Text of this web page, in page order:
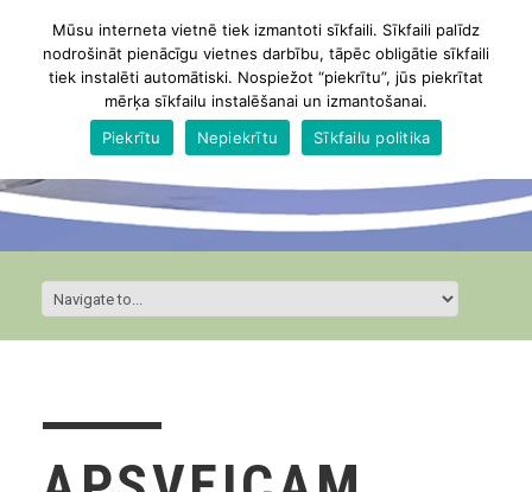
Mūsu interneta vietnē tiek izmantoti sīkfaili. Sīkfaili palīdz
nodrošināt pienācīgu vietnes darbību, tāpēc obligātie sīkfaili
tiek instalēti automātiski. Nospiežot “piekrītu”, jūs piekrītat
mērķa sīkfailu instalēšanai un izmantošanai.
Piekrītu
Nepiekrītu Sīkfailu politika